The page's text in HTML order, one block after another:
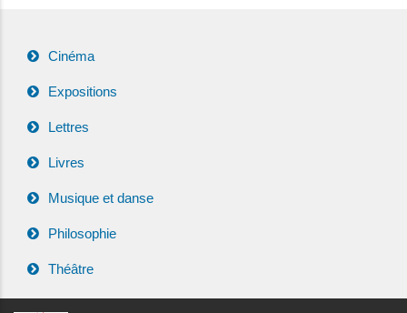
Cinéma
Expositions
Lettres
Livres
Musique et danse
Philosophie
Théâtre